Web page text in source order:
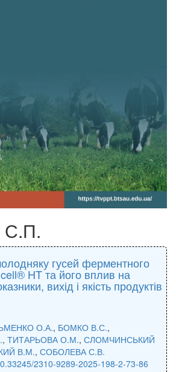
гусей ферментного
HT та його вплив на
вихід і якість продуктів
О.А., БОМКО В.С.,
, ТИТАРЬОВА О.М., СЛОМЧИНСЬКИЙ
В.М., СОБОЛЕВА С.В.
2310-9289-2025-198-2-73-86